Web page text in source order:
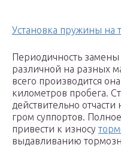
Установка пружины на
Периодичность
различной на разных
всего производится
километров пробега.
действительно
гром суппортов.
привести к износу
выдавливанию